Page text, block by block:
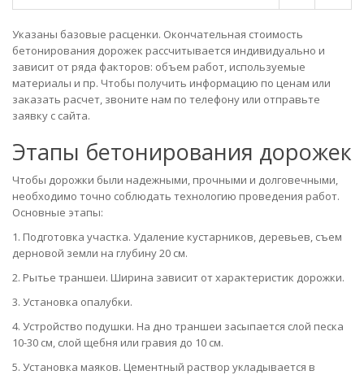
Указаны базовые расценки. Окончательная стоимость
бетонирования дорожек рассчитывается индивидуально и
зависит от ряда факторов: объем работ, используемые
материалы и пр. Чтобы получить информацию по ценам или
заказать расчет, звоните нам по телефону или отправьте
заявку с сайта.
Этапы бетонирования дорожек
Чтобы дорожки были надежными, прочными и долговечными,
необходимо точно соблюдать технологию проведения работ.
Основные этапы:
1. Подготовка участка. Удаление кустарников, деревьев, съем
дерновой земли на глубину 20 см.
2. Рытье траншеи. Ширина зависит от характеристик дорожки.
3. Установка опалубки.
4. Устройство подушки. На дно траншеи засыпается слой песка
10-30 см, слой щебня или гравия до 10 см.
5. Установка маяков. Цементный раствор укладывается в